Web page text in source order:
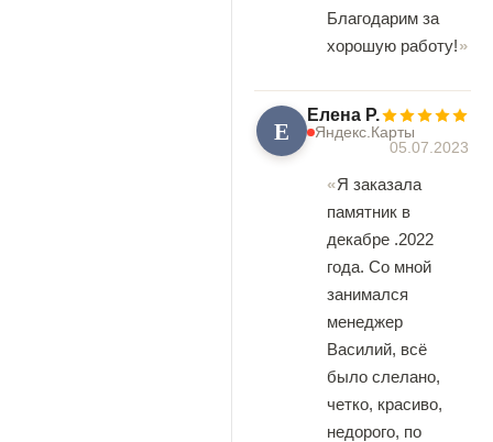
Благодарим за
хорошую работу!
Е Елена Р.
Яндекс.Карты
05.07.2023
Я заказала
памятник в
декабре .2022
года. Со мной
занимался
менеджер
Василий, всё
было слелано,
четко, красиво,
недорого, по